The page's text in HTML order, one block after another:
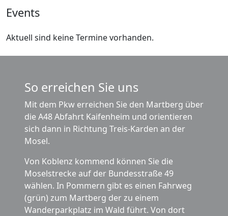
Events
Aktuell sind keine Termine vorhanden.
So erreichen Sie uns
Mit dem Pkw erreichen Sie den Martberg über
die A48 Abfahrt Kaifenheim und orientieren
sich dann in Richtung Treis-Karden an der
Mosel.
Von Koblenz kommend können Sie die
Moselstrecke auf der Bundesstraße 49
wählen. In Pommern gibt es einen Fahrweg
(grün) zum Martberg der zu einem
Wanderparkplatz im Wald führt. Von dort